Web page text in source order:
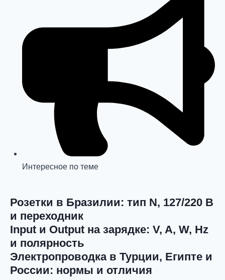
Интересное по теме
Розетки в Бразилии: тип N, 127/220 В
и переходник
Input и Output на зарядке: V, A, W, Hz
и полярность
Электропроводка в Турции, Египте и
России: нормы и отличия